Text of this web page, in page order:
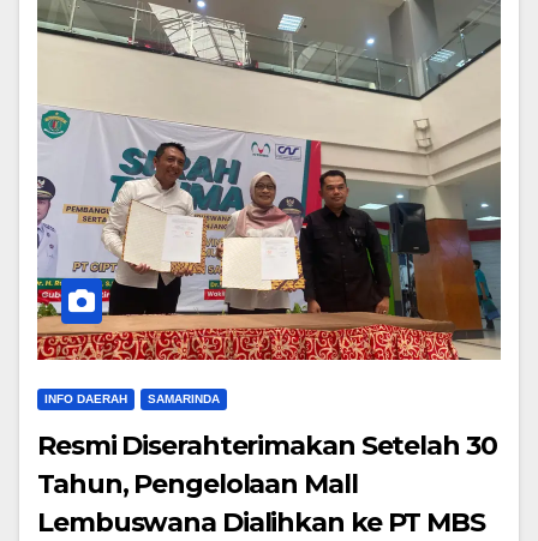
INFO DAERAH SAMARINDA
Resmi Diserahterimakan Setelah 30
Tahun, Pengelolaan Mall
Lembuswana Dialihkan ke PT MBS